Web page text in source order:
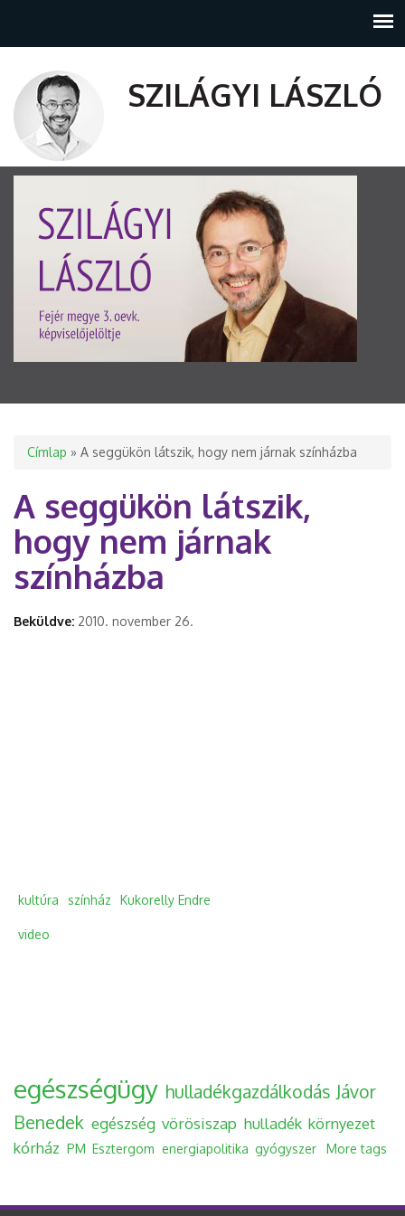
SZILÁGYI LÁSZLÓ
Jelenlegi hely
Címlap » A seggükön látszik, hogy nem járnak színházba
A seggükön látszik,
hogy nem járnak
színházba
Beküldve: 2010. november 26.
kultúra színház Kukorelly Endre
video
egészségügy hulladékgazdálkodás Jávor
Benedek egészség vörösiszap hulladék környezet
kórház PM Esztergom energiapolitika gyógyszer More tags